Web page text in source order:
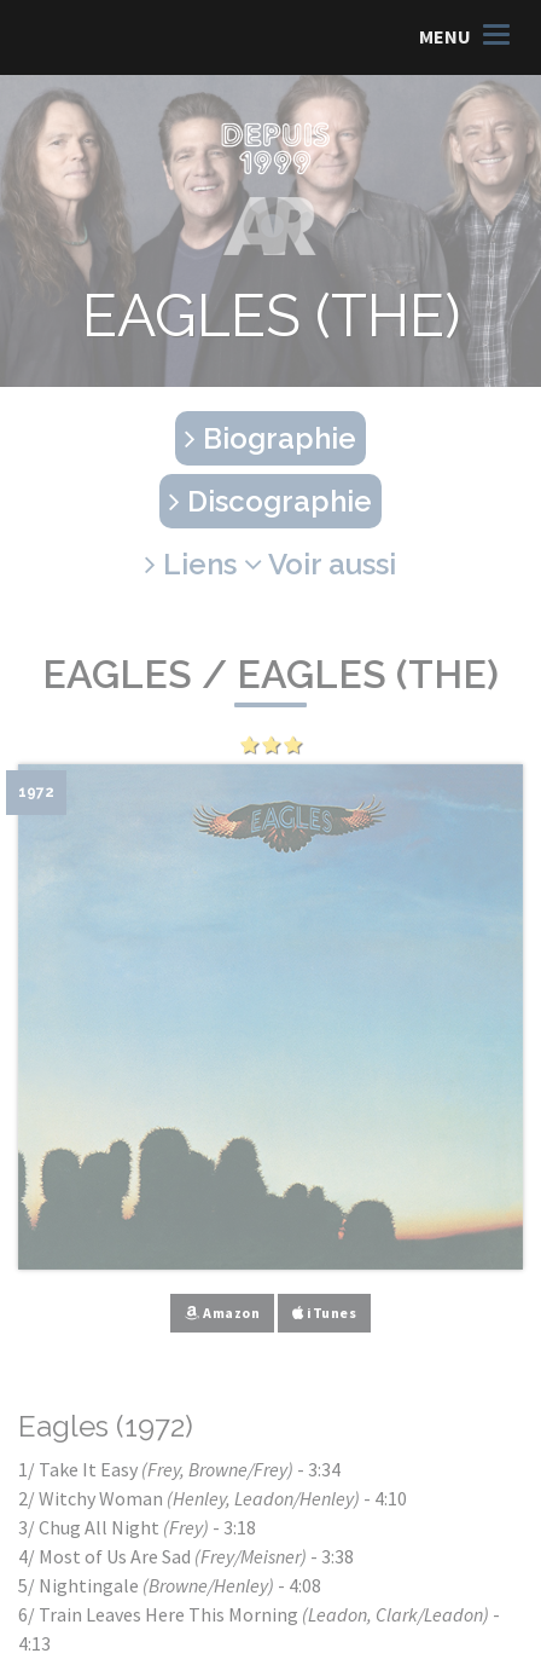
MENU
EAGLES (THE)
Biographie
Discographie
Liens
Voir aussi
EAGLES / EAGLES (THE)
1972
Amazon iTunes
Eagles (1972)
1/ Take It Easy (Frey, Browne/Frey) - 3:34
2/ Witchy Woman (Henley, Leadon/Henley) - 4:10
3/ Chug All Night (Frey) - 3:18
4/ Most of Us Are Sad (Frey/Meisner) - 3:38
5/ Nightingale (Browne/Henley) - 4:08
6/ Train Leaves Here This Morning (Leadon, Clark/Leadon) -
4:13